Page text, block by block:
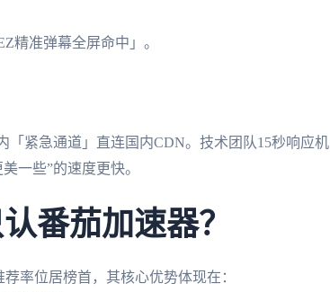
精准弹幕全屏命中」。
「紧急通道」直连国内CDN。技术团队15秒响应机
一些”的速度更快。
番茄加速器？
率位居榜首，其核心优势体现在：